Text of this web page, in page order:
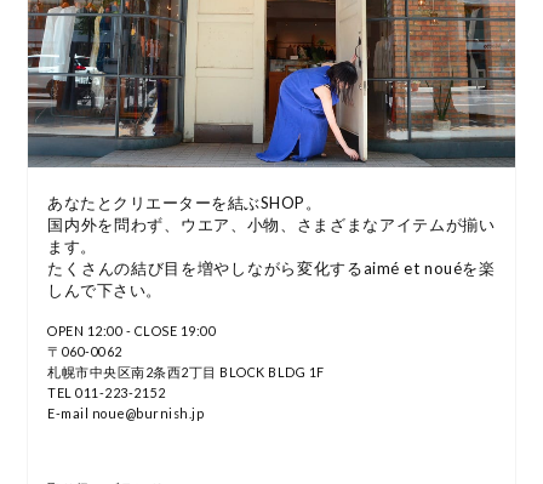
あなたとクリエーターを結ぶSHOP。
国内外を問わず、ウエア、小物、さまざまなアイテムが揃い
ます。
たくさんの結び目を増やしながら変化するaimé et nouéを楽
しんで下さい。
OPEN 12:00 - CLOSE 19:00
〒060-0062
札幌市中央区南2条西2丁目 BLOCK BLDG 1F
TEL 011-223-2152
E-mail noue@burnish.jp